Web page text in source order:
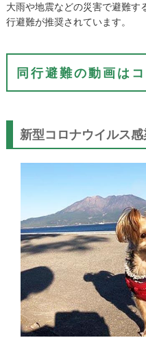
大雨や地震などの災害で避難す
行避難が推奨されています。
同行避難の動画は
新型コロナウイルス